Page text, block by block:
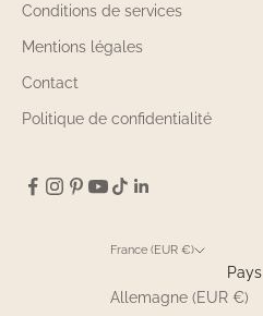
Conditions de services
Mentions légales
Contact
Politique de confidentialité
France (EUR €)
Pays
Allemagne (EUR €)